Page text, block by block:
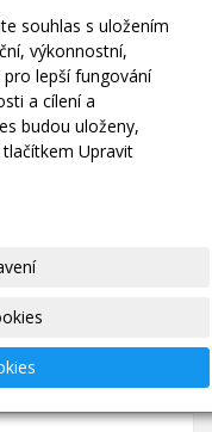
souhlas s uložením
výkonnostní,
lepší fungování
a cílení a
budou uloženy,
Upravit